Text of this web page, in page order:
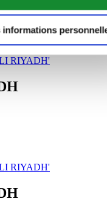
informations
RIYADH'
RIYADH'